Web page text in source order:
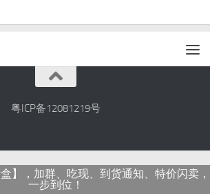
粤ICP备12081219号
】，加群、吃现、到货通知、特价闪卖，
一步到位！